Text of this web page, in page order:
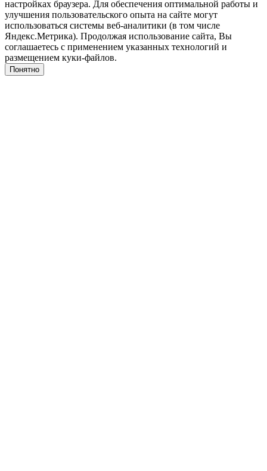
настройках браузера. Для обеспечения оптимальной работы и
улучшения пользовательского опыта на сайте могут
использоваться системы веб-аналитики (в том числе
Яндекс.Метрика). Продолжая использование сайта, Вы
соглашаетесь с применением указанных технологий и
размещением куки-файлов.
Понятно